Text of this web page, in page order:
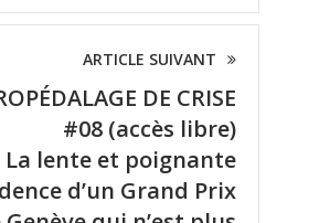
ARTICLE SUIVANT
DE CRISE
#08 (accès libre)
La lente et poignante
d’un Grand Prix